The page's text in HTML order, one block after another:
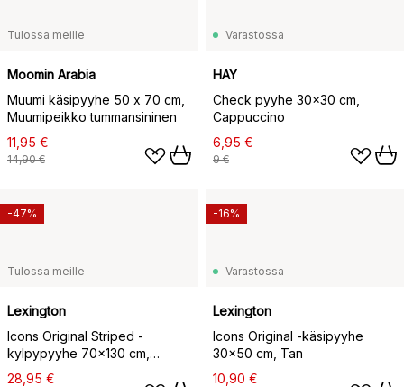
Tulossa meille
Moomin Arabia
Muumi käsipyyhe 50 x 70 cm,
Muumipeikko tummansininen
11,95 €
14,90 €
Varastossa
HAY
Check pyyhe 30x30 cm,
Cappuccino
6,95 €
9 €
Tulossa meille
Lexington
Icons Original Striped -
kylpypyyhe 70x130 cm,
White-tan
28,95 €
-47%
Varastossa
Lexington
Icons Original -käsipyyhe
30x50 cm, Tan
10,90 €
-16%